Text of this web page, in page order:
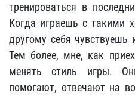
тренироваться в
Когда играешь с такими
другому себя
Тем более, мне, как
менять стиль игры.
помогают, отвечают на